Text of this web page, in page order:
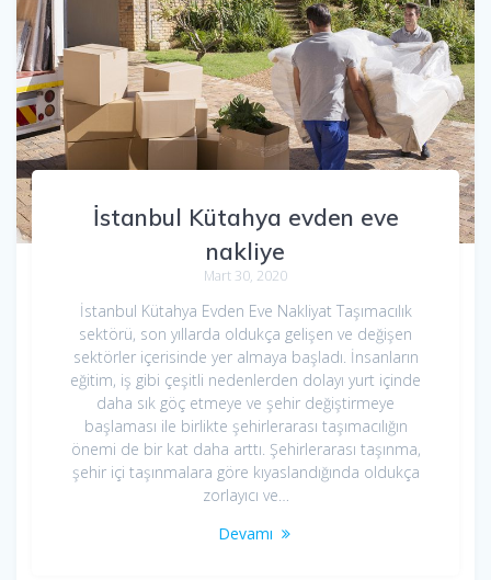
İstanbul Kütahya evden eve
nakliye
Mart 30, 2020
İstanbul Kütahya Evden Eve Nakliyat Taşımacılık
sektörü, son yıllarda oldukça gelişen ve değişen
sektörler içerisinde yer almaya başladı. İnsanların
eğitim, iş gibi çeşitli nedenlerden dolayı yurt içinde
daha sık göç etmeye ve şehir değiştirmeye
başlaması ile birlikte şehirlerarası taşımacılığın
önemi de bir kat daha arttı. Şehirlerarası taşınma,
şehir içi taşınmalara göre kıyaslandığında oldukça
zorlayıcı ve…
Devamı